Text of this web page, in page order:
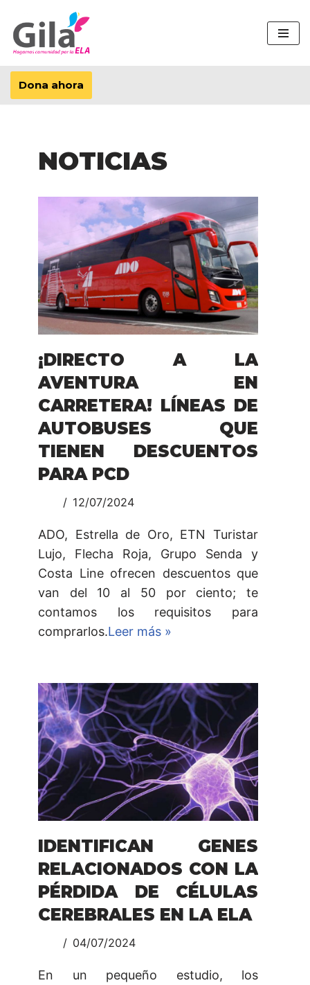
Saltar
al
contenido
Dona ahora
NOTICIAS
¡DIRECTO A LA
AVENTURA EN
CARRETERA! LÍNEAS DE
AUTOBUSES QUE
TIENEN DESCUENTOS
PARA PCD
12/07/2024
ADO, Estrella de Oro, ETN Turistar
Lujo, Flecha Roja, Grupo Senda y
Costa Line ofrecen descuentos que
van del 10 al 50 por ciento; te
contamos los requisitos para
comprarlos.Leer más »
IDENTIFICAN GENES
RELACIONADOS CON LA
PÉRDIDA DE CÉLULAS
CEREBRALES EN LA ELA
04/07/2024
En un pequeño estudio, los